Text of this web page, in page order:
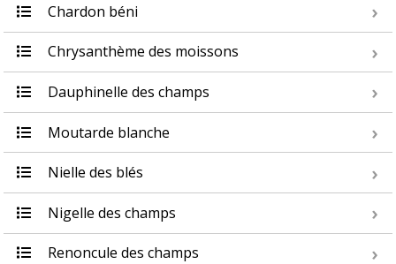
Chardon béni
Chrysanthème des moissons
Dauphinelle des champs
Moutarde blanche
Nielle des blés
Nigelle des champs
Renoncule des champs